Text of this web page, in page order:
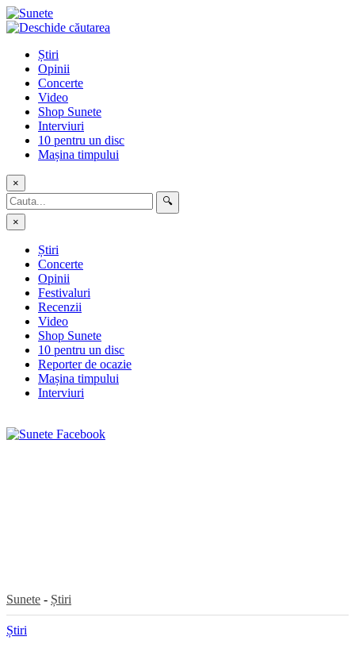
Skip
to
Știri
Opinii
Concerte
Video
Shop Sunete
Interviuri
10 pentru un disc
Mașina timpului
×
🔍
×
Știri
Concerte
Opinii
Festivaluri
Recenzii
Video
Shop Sunete
10 pentru un disc
Reporter de ocazie
Mașina timpului
Interviuri
Sunete - Știri
Știri